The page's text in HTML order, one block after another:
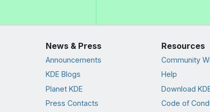
News & Press
Announcements
KDE Blogs
Planet KDE
Press Contacts
Resources
Community
Help
Download
Code of